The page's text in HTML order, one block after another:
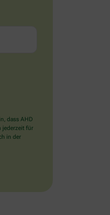
dass AHD
jederzeit für
in der